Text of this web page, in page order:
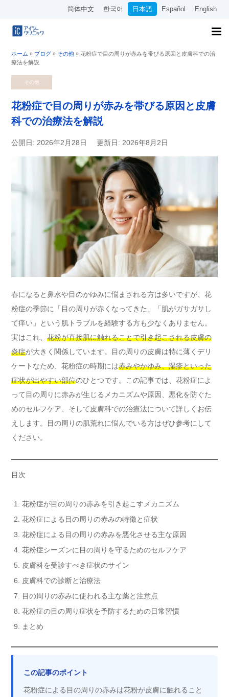
简体中文 한국어 日本語 Español English
ホーム » ブログ » その他 » 花粉症で目の周りが赤みを帯びる原因と皮膚科での治
療法を解説
その他
花粉症で目の周りが赤みを帯びる原因と皮膚
科での治療法を解説
公開日: 2026年2月28日 更新日: 2026年8月2日
春になると鼻水や目のかゆみに悩まされる方は多いですが、花
粉症の季節に「目の周りが赤くなってきた」「肌がガサガサし
て痒い」という肌トラブルを経験する方も少なくありません。
実はこれ、 花粉が直接肌に触れることで引き起こされる皮膚の
炎症が大きく関係しています。目の周りの皮膚は特に薄くデリ
ケートなため、花粉症の時期には赤みやかゆみ、湿疹といった
症状が出やすい部位のひとつです。この記事では、花粉症によ
って目の周りに赤みが生じるメカニズムや原因、悪化を防ぐた
めのセルフケア、そして皮膚科での治療法について詳しくお伝
えします。目の周りの肌荒れに悩んでいる方はぜひ参考にして
ください。
目次
花粉症が目の周りの赤みを引き起こすメカニズム
花粉症による目の周りの赤みの特徴と症状
花粉症による目の周りの赤みを悪化させる主な原因
花粉症シーズンに目の周りを守るためのセルフケア
皮膚科を受診すべき症状のサイン
皮膚科での診断と治療法
目の周りの赤みに使われる主な薬と注意点
花粉症の目の周り症状を予防するための日常習慣
まとめ
この記事のポイント
花粉症による目の周りの赤みは花粉が皮膚に触れること